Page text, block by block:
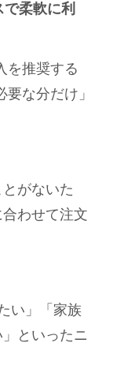
で柔軟に利
を推奨する
な分だけ」
がないた
わせて注文
い」「家族
といったニ